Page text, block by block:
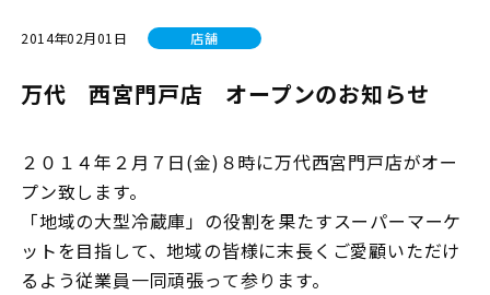
2014年02月01日 店舗
万代 西宮門戸店 オープンのお知らせ
２０１４年２月７日(金)８時に万代西宮門戸店がオー
プン致します。
「地域の大型冷蔵庫」の役割を果たすスーパーマーケ
ットを目指して、地域の皆様に末長くご愛顧いただけ
るよう従業員一同頑張って参ります。